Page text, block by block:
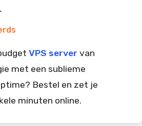
VPS server van
met een sublieme
Bestel en zet je
minuten online.